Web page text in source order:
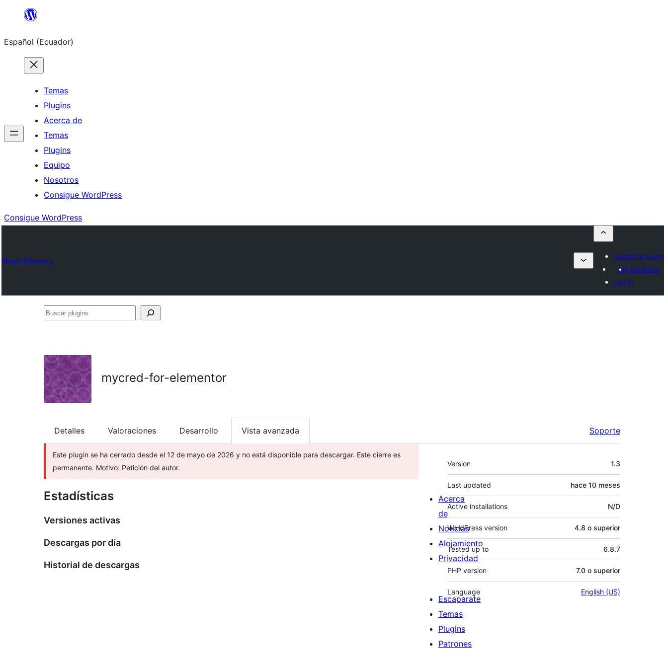
Saltar
contenido
Español (Ecuador)
Temas
Plugins
Acerca de
Temas
Plugins
Equipo
Nosotros
Consigue WordPress
Consigue WordPress
Plugin Directory
Submit a plugin
My favorites
Log in
Buscar
mycred-for-elementor
Detalles Valoraciones Desarrollo Vista avanzada Soporte
Este plugin se ha cerrado desde el 12 de mayo de 2026 y no está disponible para descargar. Este cierre es
permanente. Motivo: Petición del autor.
Estadísticas
Versiones activas
Descargas por día
Historial de descargas
Meta
Version 1.3
Last updated hace 10 meses
Active installations N/D
WordPress version 4.8 o superior
Tested up to 6.8.7
PHP version 7.0 o superior
Language English (US)
Acerca
de
Noticias
Alojamiento
Privacidad
Escaparate
Temas
Plugins
Patrones